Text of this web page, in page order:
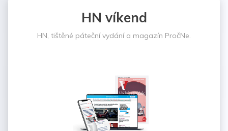
HN víkend
HN, tištěné páteční vydání a magazín PročNe.